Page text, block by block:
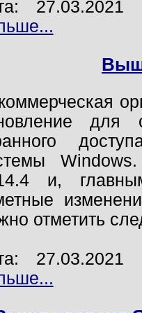
для
и,
отметить